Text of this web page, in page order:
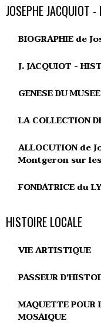
JOSEPHE JACQUIOT
BIOGRAPHIE de
J. JACQUIOT -
GENESE DU MUSEE
LA COLLECTION
ALLOCUTION de
Montgeron sur
FONDATRICE du
HISTOIRE LOCALE
VIE ARTISTIQUE
PASSEUR
MAQUETTE POUR
MOSAIQUE